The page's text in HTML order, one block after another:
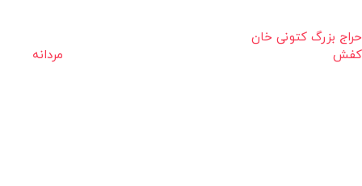
حراج بزرگ کتونی خان
کفش مردانه